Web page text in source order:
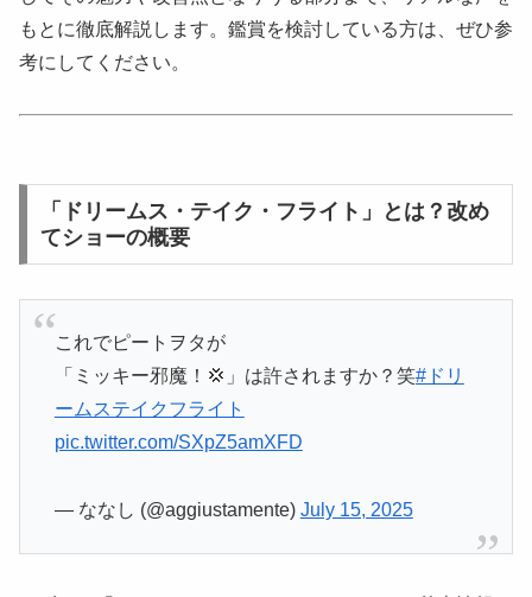
もとに徹底解説します。鑑賞を検討している方は、ぜひ参
考にしてください。
「ドリームス・テイク・フライト」とは？改め
てショーの概要
これでピートヲタが
「ミッキー邪魔！💢」は許されますか？笑#ドリ
ームステイクフライト
pic.twitter.com/SXpZ5amXFD
— ななし (@aggiustamente) July 15, 2025